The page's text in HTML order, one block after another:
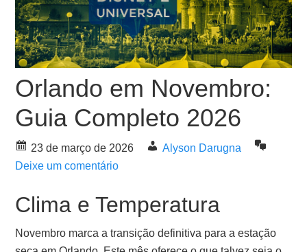
Orlando em Novembro:
Guia Completo 2026
23 de março de 2026
Alyson Darugna
Deixe um comentário
Clima e Temperatura
Novembro marca a transição definitiva para a estação